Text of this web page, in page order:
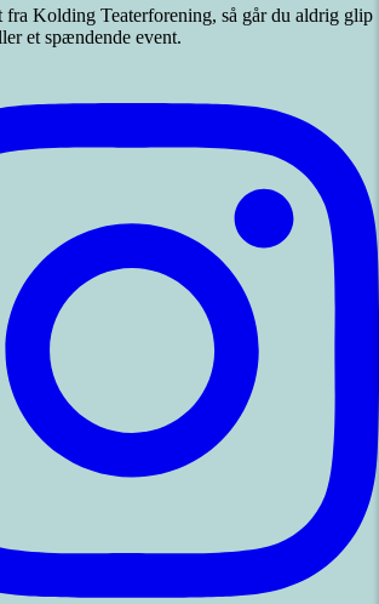
fra Kolding Teaterforening, så går du aldrig glip
et spændende event.